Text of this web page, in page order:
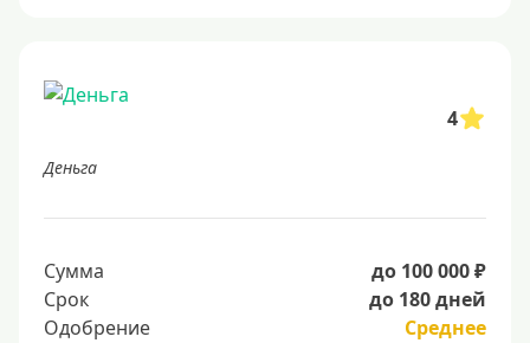
4
Деньга
Сумма
до 100 000 ₽
Срок
до 180 дней
Одобрение
Среднее